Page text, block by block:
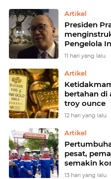
sementara
Indonesia
Artikel
Presiden
Pengelola
dilibatkan
Keuangan
11 hari yang lalu
Artikel
bertahan di
troy ounce
12 hari yang lalu
Artikel
pesat,
semakin
operasi
13 hari yang lalu